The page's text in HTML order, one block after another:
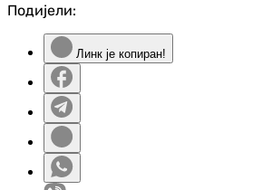
Подијели:
Линк је копиран!